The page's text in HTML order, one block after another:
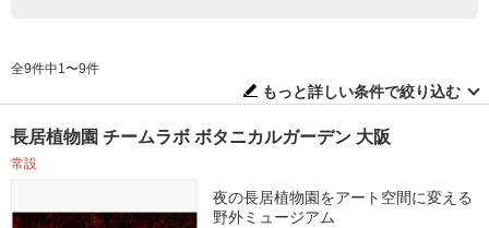
全9件中1〜9件
もっと詳しい条件で絞り込む
長居植物園 チームラボ ボタニカルガーデン 大阪
常設
夜の長居植物園をアート空間に変える
野外ミュージアム